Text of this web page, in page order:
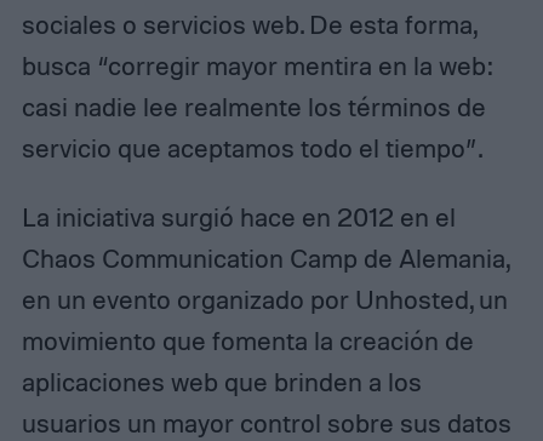
sociales o servicios web. De esta forma,
busca “corregir mayor mentira en la web:
casi nadie lee realmente los términos de
servicio que aceptamos todo el tiempo”.
La iniciativa surgió hace en 2012 en el
Chaos Communication Camp de Alemania,
en un evento organizado por Unhosted, un
movimiento que fomenta la creación de
aplicaciones web que brinden a los
usuarios un mayor control sobre sus datos